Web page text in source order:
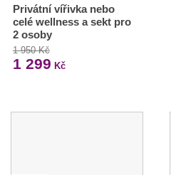
Privátní vířivka nebo
celé wellness a sekt pro
2 osoby
1 950 Kč
1 299 Kč